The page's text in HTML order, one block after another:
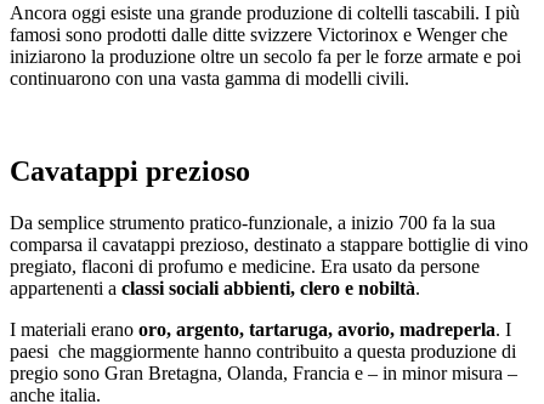
Ancora oggi esiste una grande produzione di coltelli tascabili. I più
famosi sono prodotti dalle ditte svizzere Victorinox e Wenger che
iniziarono la produzione oltre un secolo fa per le forze armate e poi
continuarono con una vasta gamma di modelli civili.
Cavatappi prezioso
Da semplice strumento pratico-funzionale, a inizio 700 fa la sua
comparsa il cavatappi prezioso, destinato a stappare bottiglie di vino
pregiato, flaconi di profumo e medicine. Era usato da persone
appartenenti a classi sociali abbienti, clero e nobiltà.
I materiali erano oro, argento, tartaruga, avorio, madreperla. I
paesi che maggiormente hanno contribuito a questa produzione di
pregio sono Gran Bretagna, Olanda, Francia e – in minor misura –
anche italia.